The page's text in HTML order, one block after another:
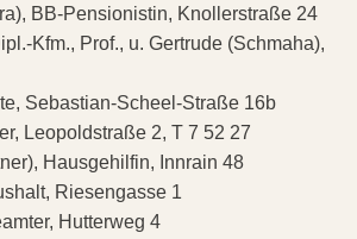
BB-Pensionistin, Knollerstraße 24
Kfm., Prof., u. Gertrude (Schmaha),
Sebastian-Scheel-Straße 16b
Leopoldstraße 2, T 7 52 27
Hausgehilfin, Innrain 48
Riesengasse 1
Hutterweg 4